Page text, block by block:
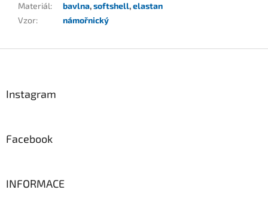
Materiál: bavlna,softshell,elastan
Vzor: námořnický
Instagram
Facebook
INFORMACE